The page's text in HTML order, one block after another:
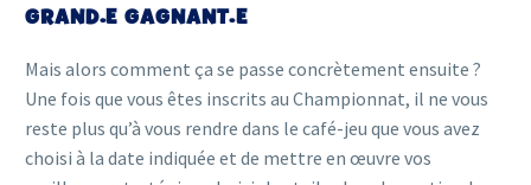
GRAND.E GAGNANT.E
Mais alors comment ça se passe concrètement ensuite ?
Une fois que vous êtes inscrits au Championnat, il ne vous
reste plus qu’à vous rendre dans le café-jeu que vous avez
choisi à la date indiquée et de mettre en œuvre vos